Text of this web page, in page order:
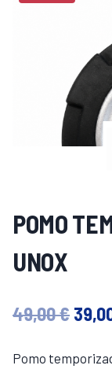
POMO
UNOX
49,00€ El
Pomo